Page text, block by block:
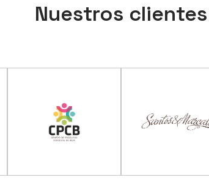
Nuestros clientes